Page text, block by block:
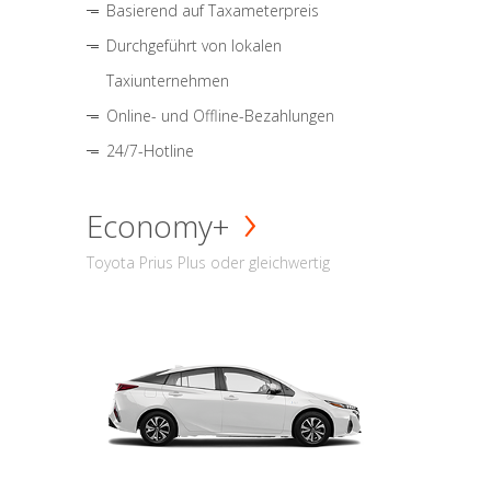
Basierend auf Taxameterpreis
Durchgeführt von lokalen
Taxiunternehmen
Online- und Offline-Bezahlungen
24/7-Hotline
Economy+
Toyota Prius Plus oder gleichwertig